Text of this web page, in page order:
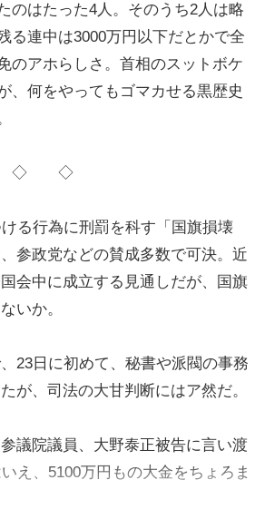
のはたった4人。そのうち2人は略
る連中は3000万円以下だとかで全
のアホらしさ。首相のスットボケ
、何をやってもゴマカせる黒歴史
◇
る行為に刑罰を科す「国旗損壊
参政党などの賛成多数で可決。近
会中に成立する見通しだが、国旗
いか。
23日に初めて、秘書や派閥の事務
が、司法の大甘判断にはア然だ。
議院議員、大野泰正被告に言い渡
え、5100万円もの大金をちょろま